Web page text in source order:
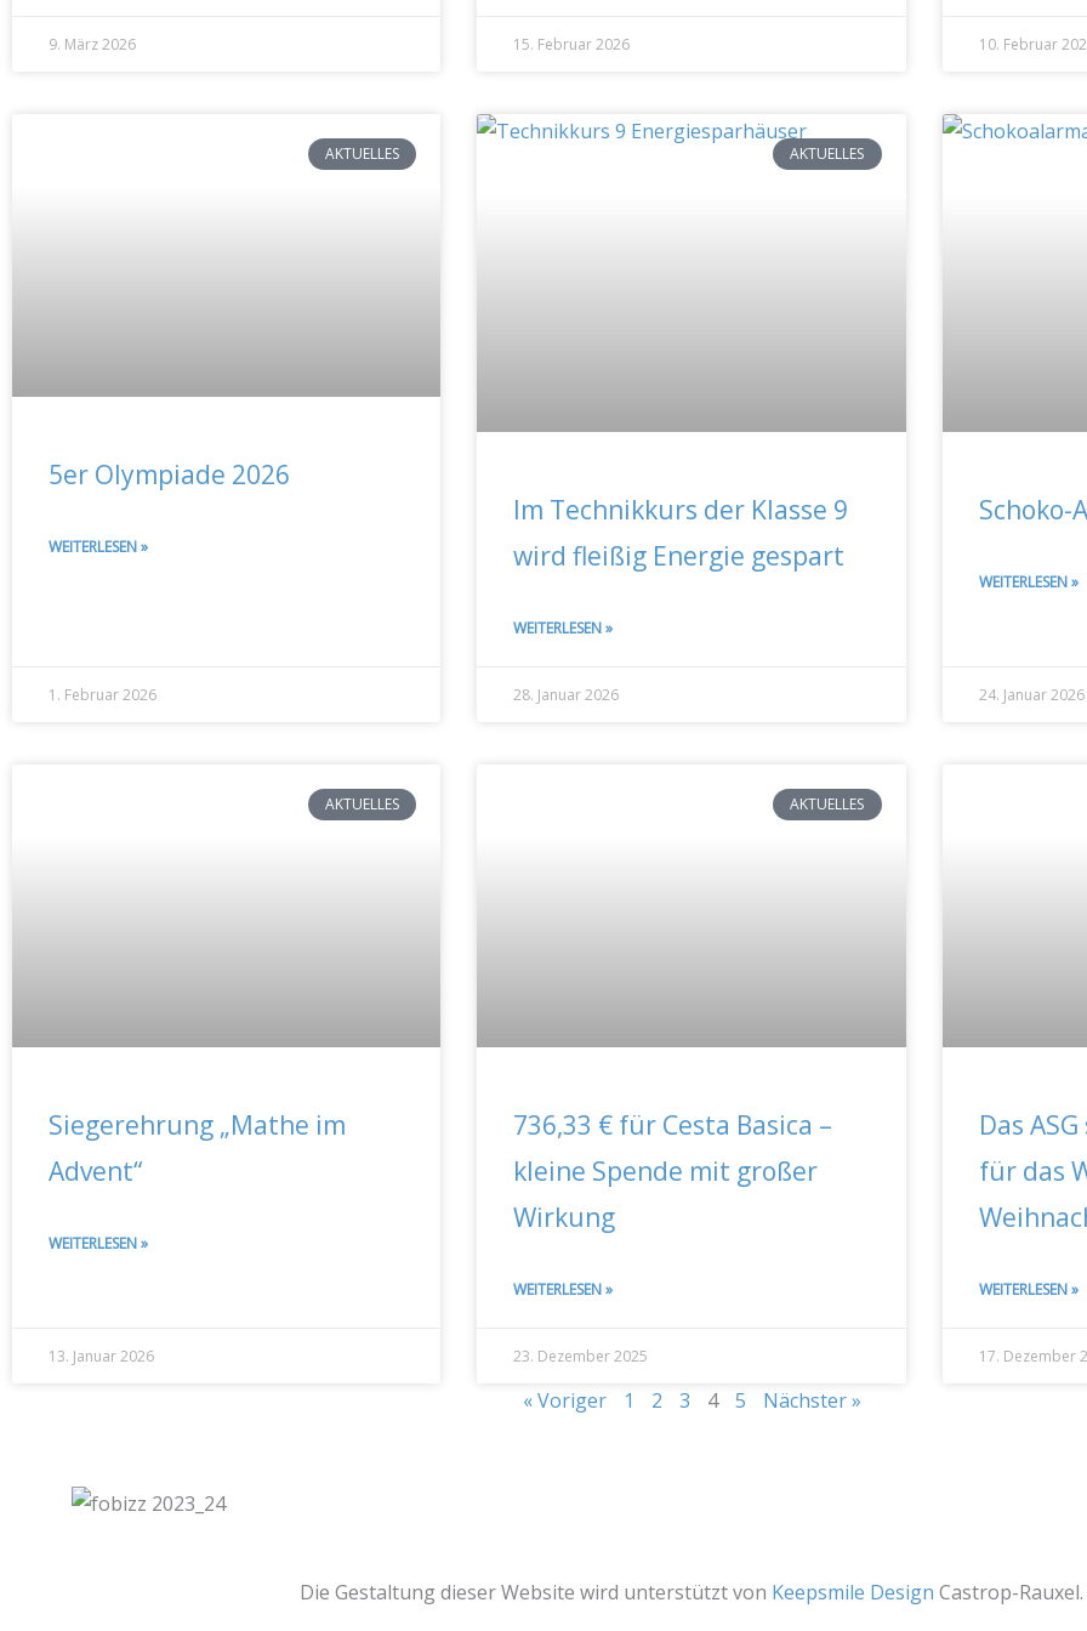
9. März 2026 15. Februar 2026 10. Februar
AKTUELLES
5er Olympiade 2026
WEITERLESEN »
1. Februar 2026
AKTUELLES
Im Technikkurs der Klasse 9
wird fleißig Energie gespart
WEITERLESEN »
28. Januar 2026
Schoko-
WEITERLESEN »
24. Januar 2026
AKTUELLES
Siegerehrung „Mathe im
Advent“
WEITERLESEN »
13. Januar 2026
AKTUELLES
736,33 € für Cesta Basica –
kleine Spende mit großer
Wirkung
WEITERLESEN »
23. Dezember 2025
Das
für das
WEITERLESEN »
17. Dezember
« Voriger 1 2 3 4 5 Nächster »
Die Gestaltung dieser Website wird unterstützt von Keepsmile Design Castrop-Rauxel.